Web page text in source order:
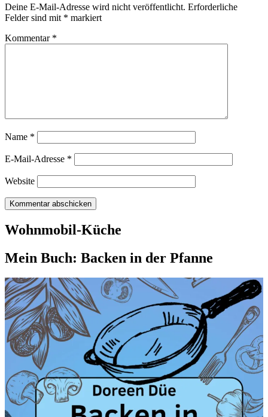
Deine E-Mail-Adresse wird nicht veröffentlicht. Erforderliche
Felder sind mit * markiert
Kommentar *
Name *
E-Mail-Adresse *
Website
Wohnmobil-Küche
Mein Buch: Backen in der Pfanne